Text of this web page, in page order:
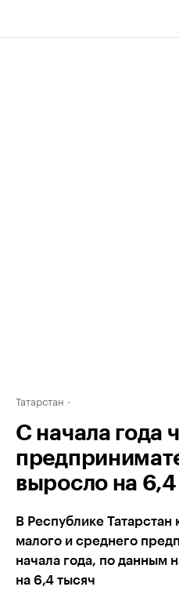
Татарстан
С начала года
выросло на
В Республике Татарстан
малого и среднего
начала года, по данным
на 6,4 тысяч